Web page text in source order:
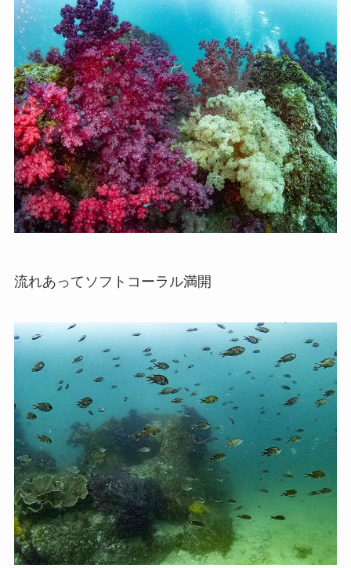
流れあってソフトコーラル満開